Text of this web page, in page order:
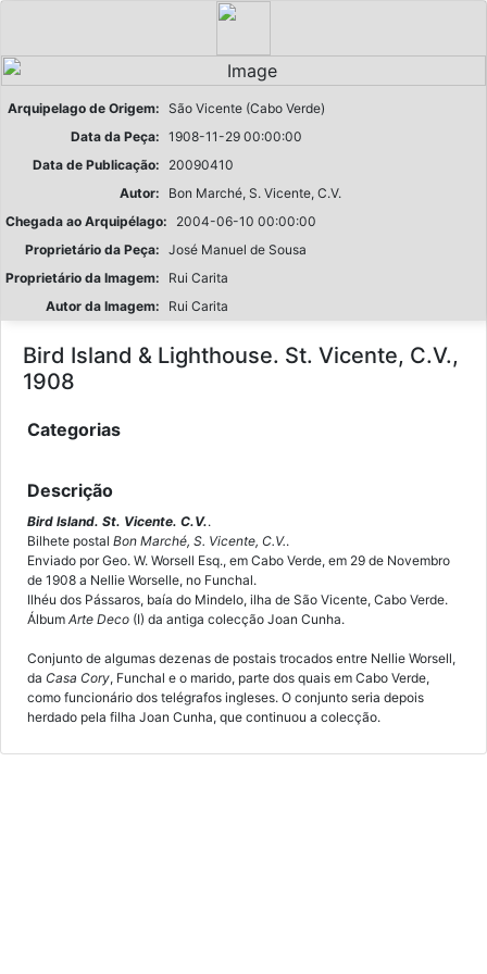
Arquipelago de Origem: São Vicente (Cabo Verde)
Data da Peça: 1908-11-29 00:00:00
Data de Publicação:
20090410
Autor:
Bon Marché, S. Vicente, C.V.
Chegada ao Arquipélago:
2004-06-10 00:00:00
Proprietário da Peça: José Manuel de Sousa
Proprietário da Imagem:
Rui Carita
Autor da Imagem:
Rui Carita
Bird Island & Lighthouse. St. Vicente, C.V.,
1908
Categorias
Descrição
Bird Island. St. Vicente. C.V..
Bilhete postal Bon Marché, S. Vicente, C.V..
Enviado por Geo. W. Worsell Esq., em Cabo Verde, em 29 de Novembro
de 1908 a Nellie Worselle, no Funchal.
Ilhéu dos Pássaros, baía do Mindelo, ilha de São Vicente, Cabo Verde.
Álbum Arte Deco (I) da antiga colecção Joan Cunha.
Conjunto de algumas dezenas de postais trocados entre Nellie Worsell,
da Casa Cory, Funchal e o marido, parte dos quais em Cabo Verde,
como funcionário dos telégrafos ingleses. O conjunto seria depois
herdado pela filha Joan Cunha, que continuou a colecção.